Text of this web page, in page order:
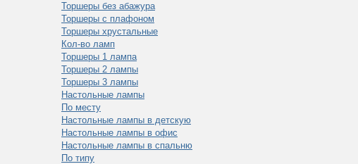
Торшеры без абажура
Торшеры с плафоном
Торшеры хрустальные
Кол-во ламп
Торшеры 1 лампа
Торшеры 2 лампы
Торшеры 3 лампы
Настольные лампы
По месту
Настольные лампы в детскую
Настольные лампы в офис
Настольные лампы в спальню
По типу